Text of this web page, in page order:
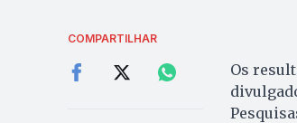
COMPARTILHAR
Os